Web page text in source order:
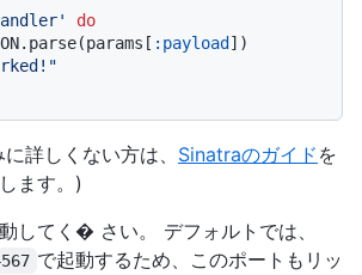
do
:payload ])
詳しくない方は、 Sinatraのガイド を
ます。)
してく� さい。 デフォルトでは、
で起動するため、このポートもリッ